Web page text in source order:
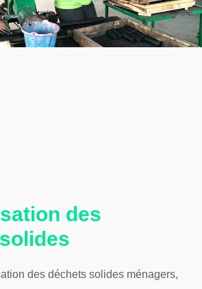
des
des déchets solides ménagers,